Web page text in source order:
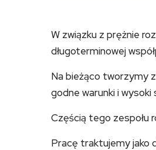
W związku z prężnie
długoterminowej
Na bieżąco tworzymy
godne warunki i
Częścią tego zespołu
Pracę traktujemy jako